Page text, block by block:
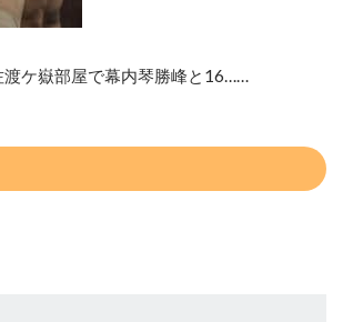
ケ嶽部屋で幕内琴勝峰と16……